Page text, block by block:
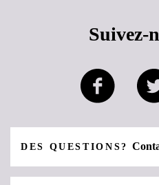
Suivez-
DES QUESTIONS?